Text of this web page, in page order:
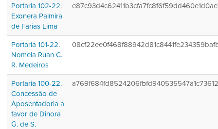
Portaria 102-22.
Exonera Palmira
de Farias Lima
Portaria 101-22.
Nomeia Ruan C.
R. Medeiros
Portaria 100-22.
Concessão de
Aposentadoria a
favor de Dinora
G. de S.